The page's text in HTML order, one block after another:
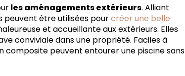
les aménagements extérieurs. Alliant
peuvent être utilisées pourcréer une belle
et accueillante aux extérieurs. Elles
conviviale dans une propriété. Faciles à
composite peuvent entourer une piscine sans